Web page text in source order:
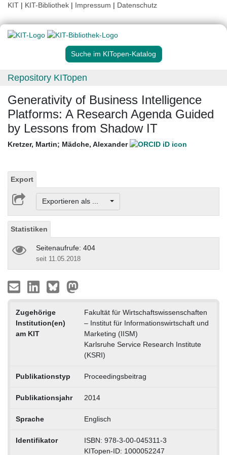
KIT | KIT-Bibliothek | Impressum | Datenschutz
Suche im KITopen-Katalog
Repository KITopen
Generativity of Business Intelligence
Platforms: A Research Agenda Guided
by Lessons from Shadow IT
Kretzer, Martin; Mädche, Alexander
Export
Exportieren als ...
Statistiken
Seitenaufrufe: 404
seit 11.05.2018
Zugehörige
Institution(en)
am KIT
Fakultät für Wirtschaftswissenschaften
– Institut für Informationswirtschaft und
Marketing (IISM)
Karlsruhe Service Research Institute
(KSRI)
Publikationstyp Proceedingsbeitrag
Publikationsjahr 2014
Sprache Englisch
Identifikator
ISBN: 978-3-00-045311-3
KITopen-ID: 1000052247